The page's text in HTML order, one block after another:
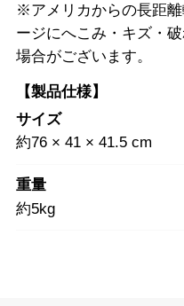
※アメリカからの長距
ージにへこみ・キズ・
場合がございます。
【製品仕様】
サイズ
約76 × 41 × 41.5 cm
重量
約5kg